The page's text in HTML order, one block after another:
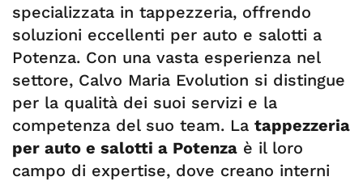
specializzata in tappezzeria, offrendo
soluzioni eccellenti per auto e salotti a
Potenza. Con una vasta esperienza nel
settore, Calvo Maria Evolution si distingue
per la qualità dei suoi servizi e la
competenza del suo team. La tappezzeria
per auto e salotti a Potenza è il loro
campo di expertise, dove creano interni